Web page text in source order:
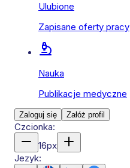
Ulubione
Zapisane oferty pracy
Nauka
Publikacje medyczne
Zaloguj się Załóż profil
Czcionka:
16px
Jezyk: